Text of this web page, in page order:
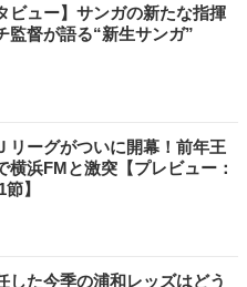
ビュー】サンガの新たな指揮
監督が語る“新生サンガ”
リーグがついに開幕！前年王
横浜FMと激突【プレビュー：
】
した今季の浦和レッズはどう